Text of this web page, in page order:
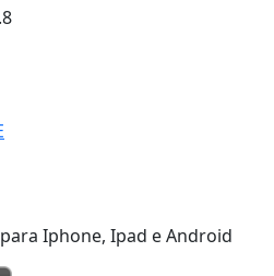
Iphone, Ipad e Android